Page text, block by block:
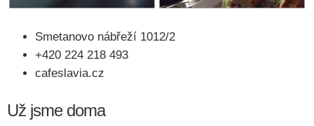
Smetanovo nábřeží 1012/2
+420 224 218 493
cafeslavia.cz
Už jsme doma